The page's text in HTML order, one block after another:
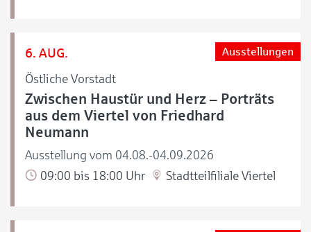
6. AUG.
Östliche Vorstadt
Ausstellungen
Zwischen Haustür und Herz – Porträts
aus dem Viertel von Friedhard
Neumann
Ausstellung vom 04.08.-04.09.2026
09:00 bis 18:00 Uhr
Stadtteilfiliale Viertel